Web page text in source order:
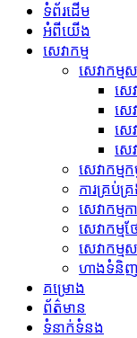
ទំព័រដើម
អំពីយើង
សេវាកម្ម
សេវាកម្មស
សេ
សេ
សេ
សេ
សេវាកម្ម​
ការគ្រប់គ្
សេវាកម្ម​
សេវាកម្ម​
សេវាកម្ម​
ហាង​ទំនិ
គ​ម្រោ​ង
ព័ត៌មាន
ទំនាក់ទំនង